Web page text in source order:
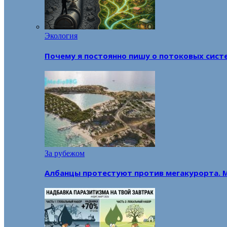
Экология
Почему я постоянно пишу о потоковых
За рубежом
Албанцы протестуют против мегакурорта.